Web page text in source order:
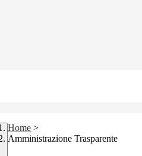
Home >
Amministrazione Trasparente